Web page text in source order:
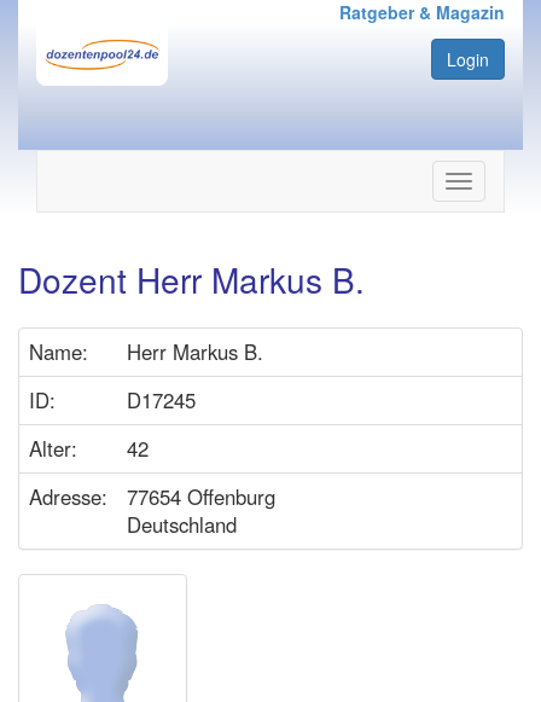
Ratgeber & Magazin
Login
Navigation
ein-/
Dozent Herr Markus B.
Name:
Herr Markus B.
ID:
D17245
Alter:
42
Adresse:
77654 Offenburg
Deutschland